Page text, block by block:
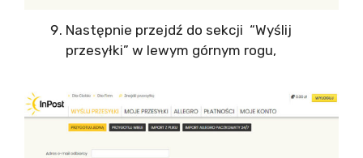
Następnie przejdź do sekcji “Wyślij
przesyłki” w lewym górnym rogu,